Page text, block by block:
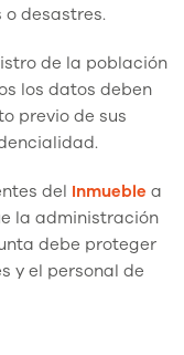
desastres.
de la población
los datos deben
previo de sus
del Inmueble a
la administración
debe proteger
y el personal de